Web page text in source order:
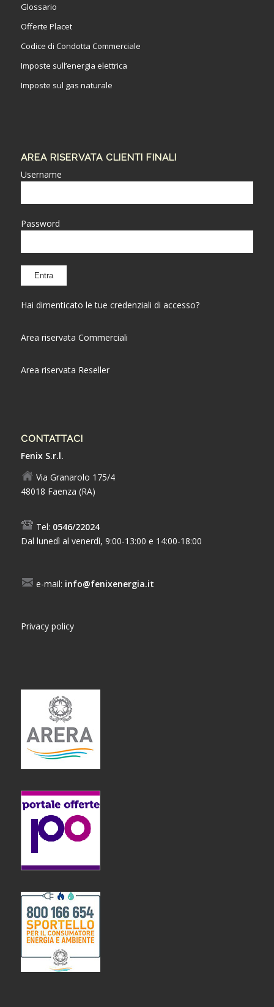
Glossario
Offerte Placet
Codice di Condotta Commerciale
Imposte sull’energia elettrica
Imposte sul gas naturale
AREA RISERVATA CLIENTI FINALI
Username
Password
Hai dimenticato le tue credenziali di accesso?
Area riservata Commerciali
Area riservata Reseller
CONTATTACI
Fenix S.r.l.
Via Granarolo 175/4
48018 Faenza (RA)
Tel: 0546/22024
Dal lunedì al venerdì, 9:00-13:00 e 14:00-18:00
e-mail: info@fenixenergia.it
Privacy policy